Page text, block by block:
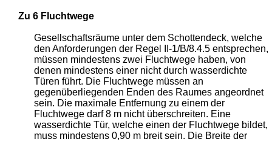
Zu 6 Fluchtwege
Gesellschaftsräume unter dem Schottendeck, welche
den Anforderungen der Regel II-1/B/8.4.5 entsprechen,
müssen mindestens zwei Fluchtwege haben, von
denen mindestens einer nicht durch wasserdichte
Türen führt. Die Fluchtwege müssen an
gegenüberliegenden Enden des Raumes angeordnet
sein. Die maximale Entfernung zu einem der
Fluchtwege darf 8 m nicht überschreiten. Eine
wasserdichte Tür, welche einen der Fluchtwege bildet,
muss mindestens 0,90 m breit sein. Die Breite der